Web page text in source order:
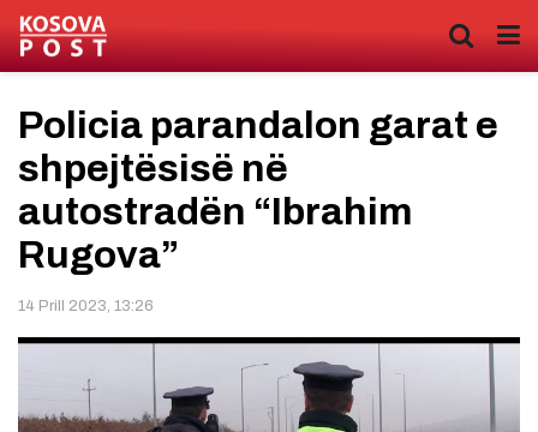
Policia parandalon garat e
shpejtësisë në
autostradën “Ibrahim
Rugova”
14 Prill 2023, 13:26